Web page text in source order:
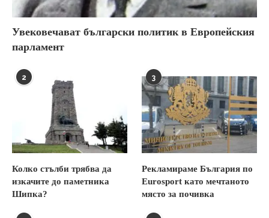
Увековечават български политик в Европейския
парламент
2
Колко стълби трябва да
изкачите до паметника
Шипка?
3
Рекламираме България по
Eurosport като мечтаното
място за почивка